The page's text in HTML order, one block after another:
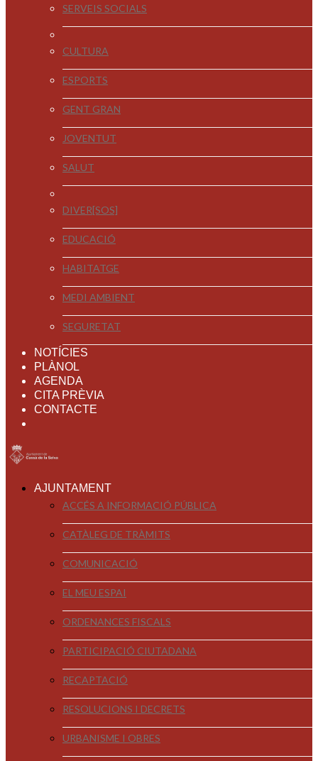
SERVEIS SOCIALS
CULTURA
ESPORTS
GENT GRAN
JOVENTUT
SALUT
DIVER[SOS]
EDUCACIÓ
HABITATGE
MEDI AMBIENT
SEGURETAT
NOTÍCIES
PLÀNOL
AGENDA
CITA PRÈVIA
CONTACTE
AJUNTAMENT
ACCÉS A INFORMACIÓ PÚBLICA
CATÀLEG DE TRÀMITS
COMUNICACIÓ
EL MEU ESPAI
ORDENANCES FISCALS
PARTICIPACIÓ CIUTADANA
RECAPTACIÓ
RESOLUCIONS I DECRETS
URBANISME I OBRES